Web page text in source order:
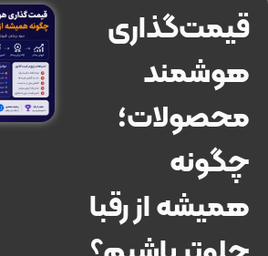
قیمت‌گذاری
هوشمند
محصولات؛
چگونه
همیشه از رقبا